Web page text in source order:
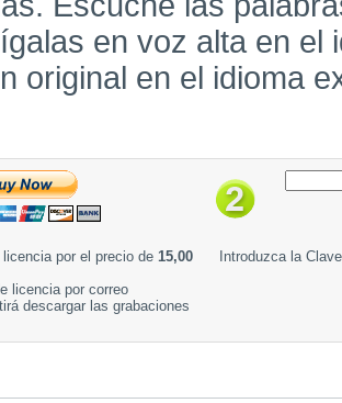
en voz alta en el
original en el idioma
por el precio de 15,00
licencia por correo
descargar las grabaciones
Introduzca la